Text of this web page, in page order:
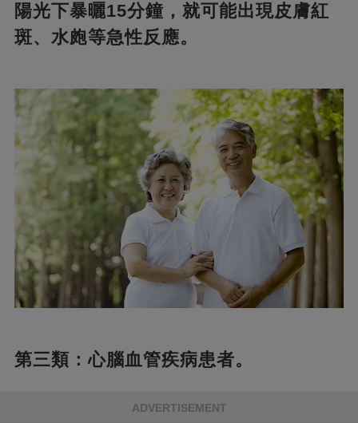
陽光下暴曬15分鐘，就可能出現皮膚紅
斑、水皰等急性反應。
第三類：心腦血管疾病患者。
ADVERTISEMENT